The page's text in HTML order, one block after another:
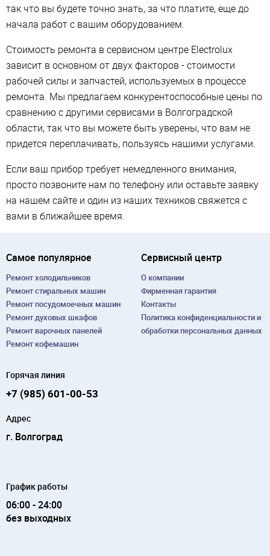
так что вы будете точно знать, за что платите, еще до
начала работ с вашим оборудованием.
Стоимость ремонта в сервисном центре Electrolux
зависит в основном от двух факторов - стоимости
рабочей силы и запчастей, используемых в процессе
ремонта. Мы предлагаем конкурентоспособные цены по
сравнению с другими сервисами в Волгоградской
области, так что вы можете быть уверены, что вам не
придется переплачивать, пользуясь нашими услугами.
Если ваш прибор требует немедленного внимания,
просто позвоните нам по телефону или оставьте заявку
на нашем сайте и один из наших техников свяжется с
вами в ближайшее время.
Самое популярное
Ремонт холодильников
Ремонт cтиральных машин
Ремонт посудомоечных машин
Ремонт духовых шкафов
Ремонт варочных панелей
Ремонт кофемашин
Сервисный центр
О компании
Фирменная гарантия
Контакты
Политика конфиденциальности и
обработки персональных данных
Горячая линия
+7 (985) 601-00-53
Адрес
г. Волгоград
График работы
06:00 - 24:00
без выходных